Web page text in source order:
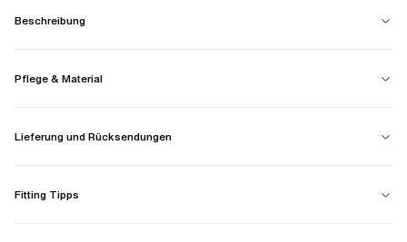
Beschreibung
Pflege & Material
Lieferung und Rücksendungen
Fitting Tipps